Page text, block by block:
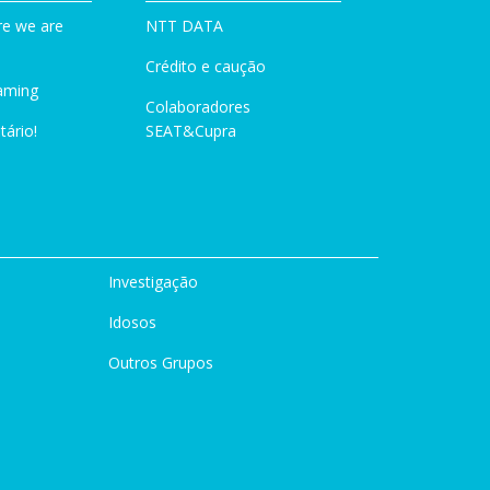
we are
NTT DATA
Crédito e caução
Colaboradores
SEAT&Cupra
Investigação
Idosos
Outros Grupos